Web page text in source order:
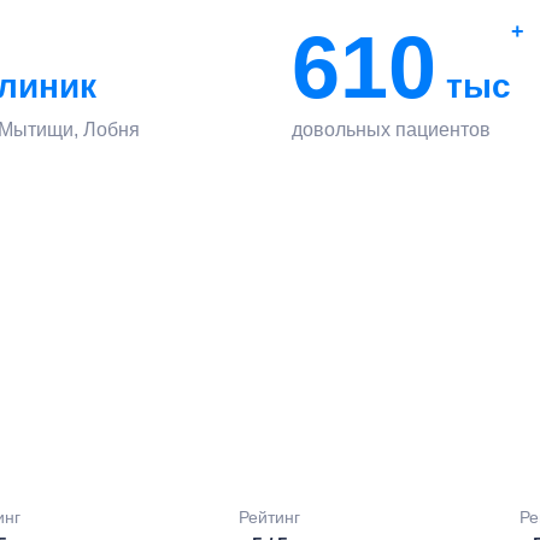
Лобня
610 тыс
+
довольных пациентов
Рейтинг